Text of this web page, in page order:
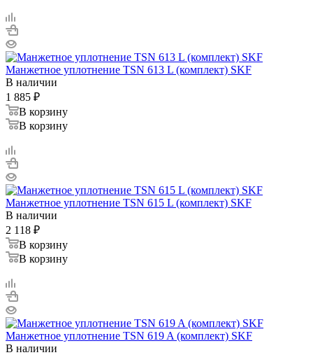
Манжетное уплотнение TSN 613 L (комплект) SKF
В наличии
1 885 ₽
В корзину
В корзину
Манжетное уплотнение TSN 615 L (комплект) SKF
В наличии
2 118 ₽
В корзину
В корзину
Манжетное уплотнение TSN 619 A (комплект) SKF
В наличии